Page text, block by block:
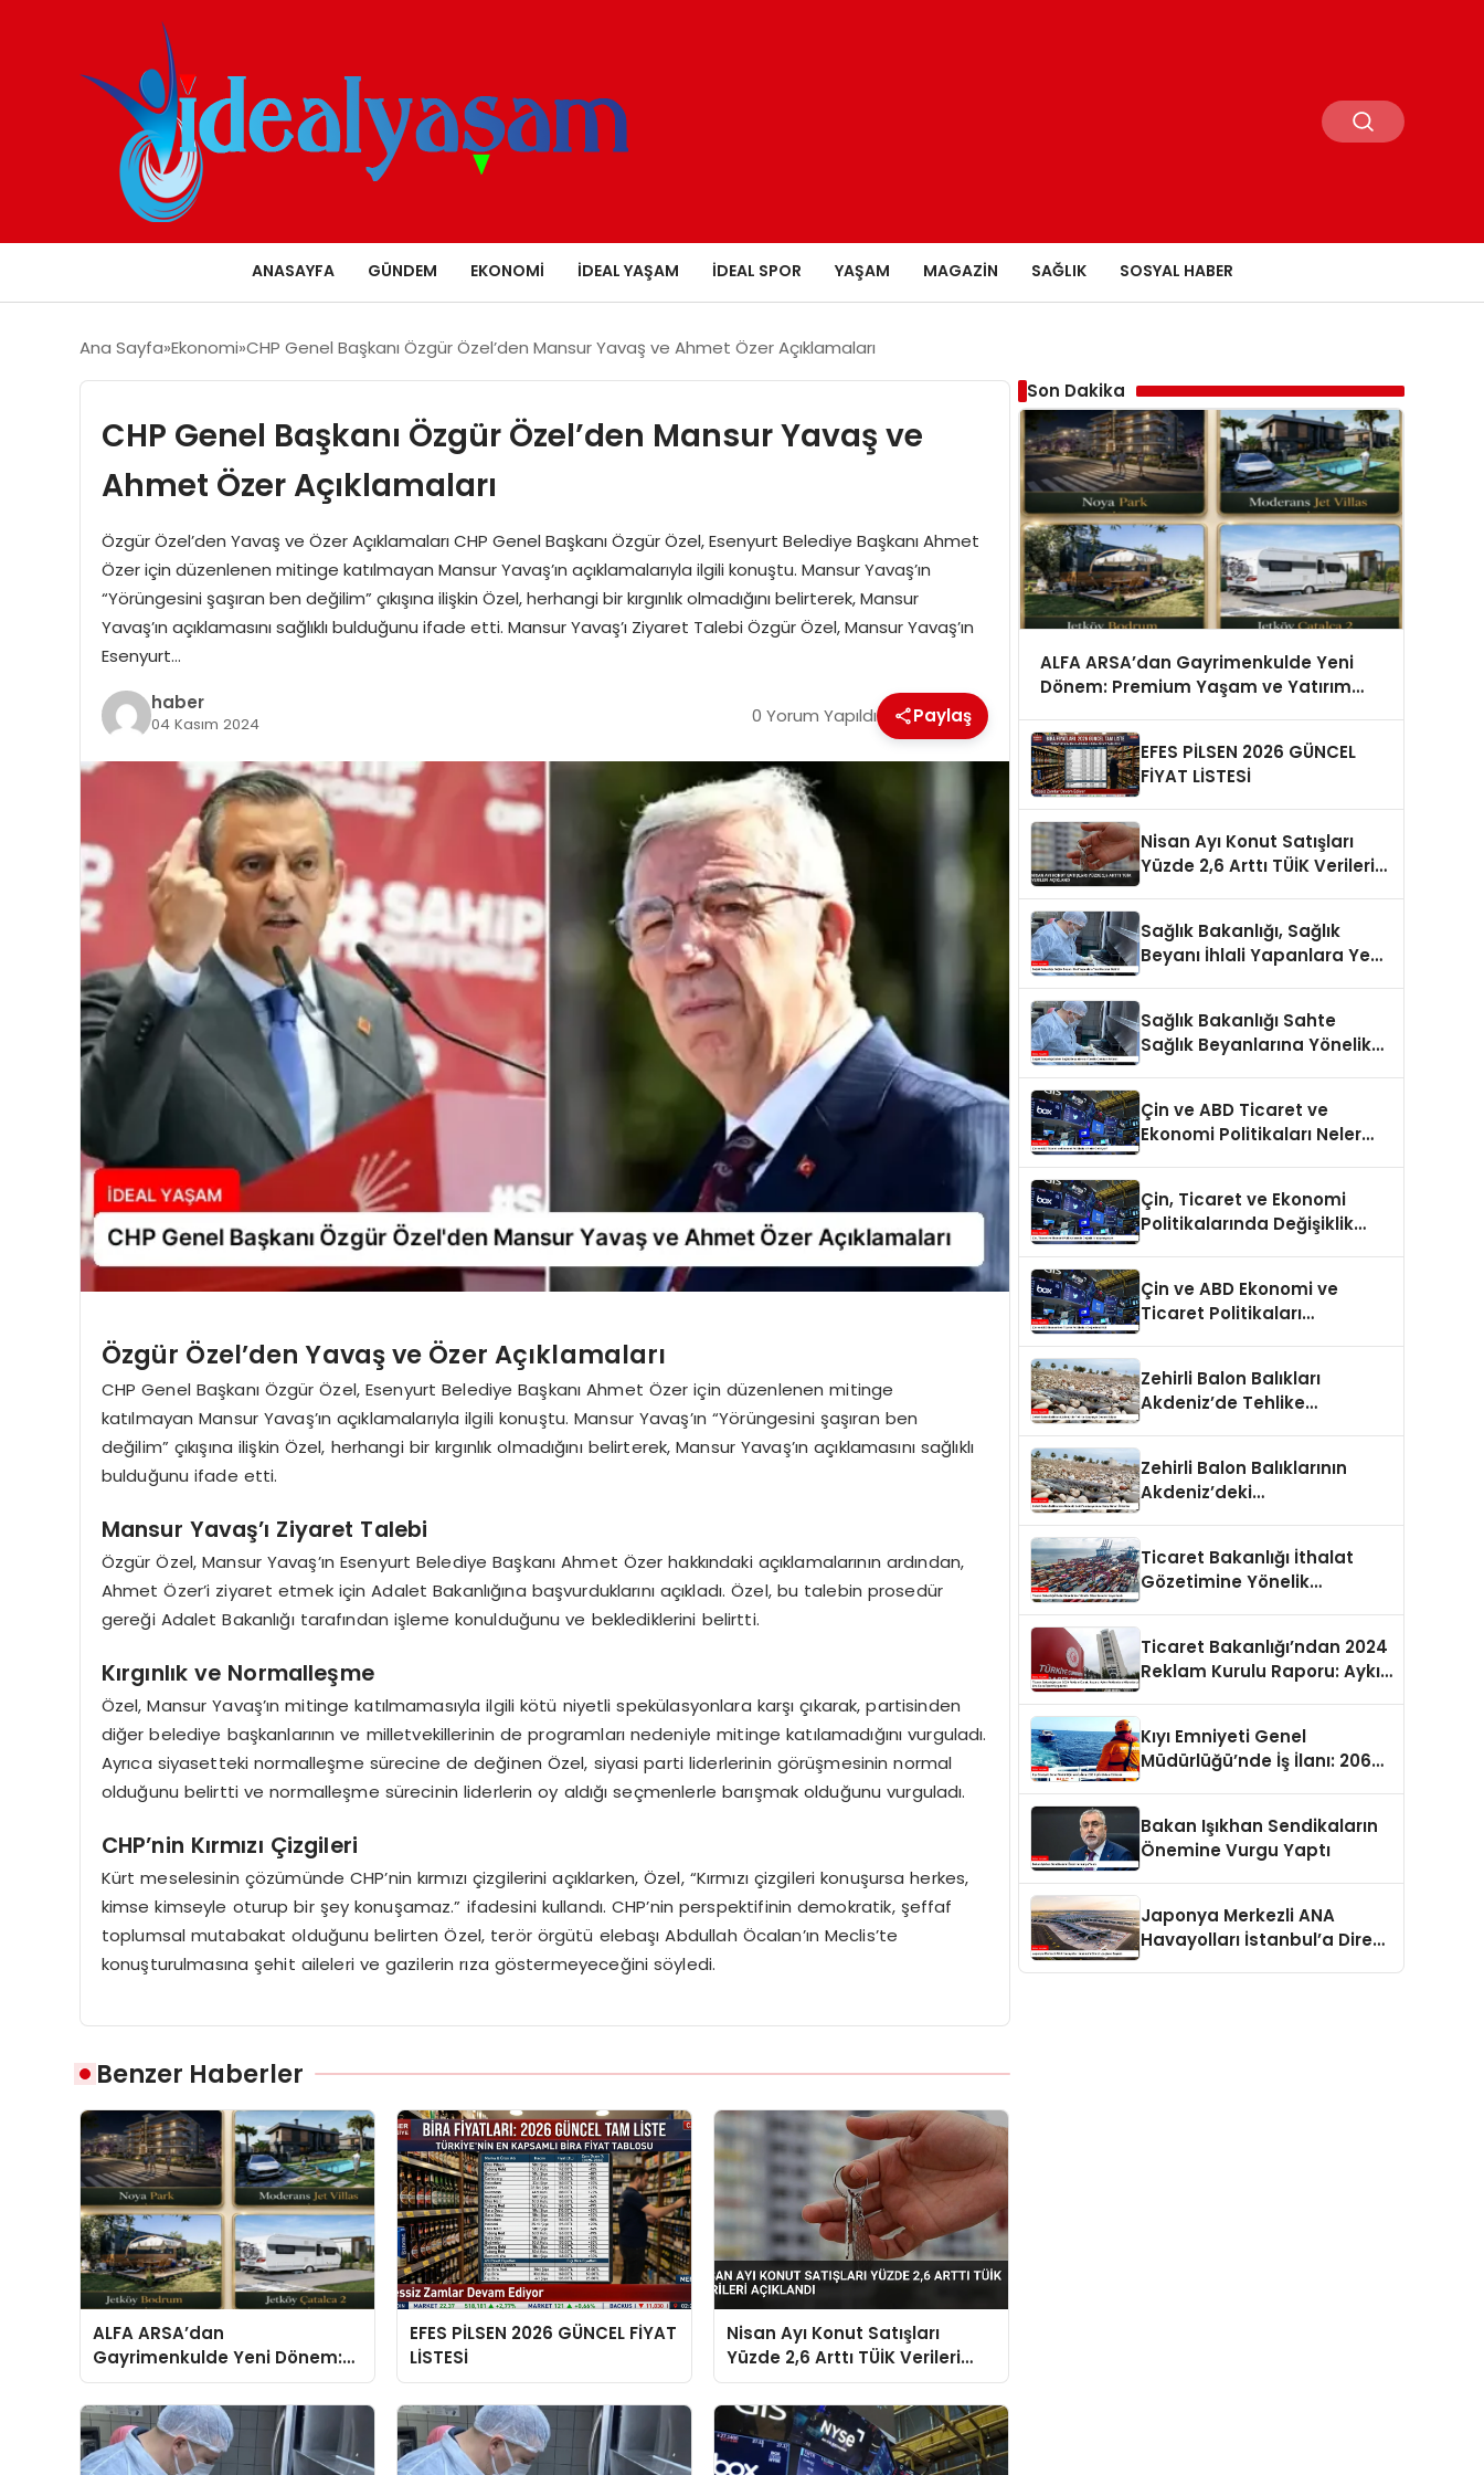
ANASAYFA GÜNDEM EKONOMI İDEAL YAŞAM İDEAL SPOR YAŞAM MAGAZIN SAĞLIK SOSYAL HABER
Ana Sayfa Ekonomi CHP Genel Başkanı Özgür Özel’den Mansur Yavaş ve Ahmet Özer Açıklamaları
CHP Genel Başkanı Özgür Özel’den Mansur Yavaş ve
Ahmet Özer Açıklamaları
Özgür Özel’den Yavaş ve Özer Açıklamaları CHP Genel Başkanı Özgür Özel, Esenyurt Belediye Başkanı Ahmet
Özer için düzenlenen mitinge katılmayan Mansur Yavaş’ın açıklamalarıyla ilgili konuştu. Mansur Yavaş’ın
“Yörüngesini şaşıran ben değilim” çıkışına ilişkin Özel, herhangi bir kırgınlık olmadığını belirterek, Mansur
Yavaş’ın açıklamasını sağlıklı bulduğunu ifade etti. Mansur Yavaş’ı Ziyaret Talebi Özgür Özel, Mansur Yavaş’ın
Esenyurt…
haber
04 Kasım 2024 0 Yorum Yapıldı Paylaş
Özgür Özel’den Yavaş ve Özer Açıklamaları
CHP Genel Başkanı Özgür Özel, Esenyurt Belediye Başkanı Ahmet Özer için düzenlenen mitinge
katılmayan Mansur Yavaş’ın açıklamalarıyla ilgili konuştu. Mansur Yavaş’ın “Yörüngesini şaşıran ben
değilim” çıkışına ilişkin Özel, herhangi bir kırgınlık olmadığını belirterek, Mansur Yavaş’ın açıklamasını sağlıklı
bulduğunu ifade etti.
Mansur Yavaş’ı Ziyaret Talebi
Özgür Özel, Mansur Yavaş’ın Esenyurt Belediye Başkanı Ahmet Özer hakkındaki açıklamalarının ardından,
Ahmet Özer’i ziyaret etmek için Adalet Bakanlığına başvurduklarını açıkladı. Özel, bu talebin prosedür
gereği Adalet Bakanlığı tarafından işleme konulduğunu ve beklediklerini belirtti.
Kırgınlık ve Normalleşme
Özel, Mansur Yavaş’ın mitinge katılmamasıyla ilgili kötü niyetli spekülasyonlara karşı çıkarak, partisinden
diğer belediye başkanlarının ve milletvekillerinin de programları nedeniyle mitinge katılamadığını vurguladı.
Ayrıca siyasetteki normalleşme sürecine de değinen Özel, siyasi parti liderlerinin görüşmesinin normal
olduğunu belirtti ve normalleşme sürecinin liderlerin oy aldığı seçmenlerle barışmak olduğunu vurguladı.
CHP’nin Kırmızı Çizgileri
Kürt meselesinin çözümünde CHP’nin kırmızı çizgilerini açıklarken, Özel, “Kırmızı çizgileri konuşursa herkes,
kimse kimseyle oturup bir şey konuşamaz.” ifadesini kullandı. CHP’nin perspektifinin demokratik, şeffaf
toplumsal mutabakat olduğunu belirten Özel, terör örgütü elebaşı Abdullah Öcalan’ın Meclis’te
konuşturulmasına şehit aileleri ve gazilerin rıza göstermeyeceğini söyledi.
Benzer Haberler
ALFA ARSA’dan
Gayrimenkulde Yeni Dönem:
Premium Yaşam ve Yatırım
Fırsatları Bir Arada
EFES PİLSEN 2026 GÜNCEL FİYAT
LİSTESİ
Nisan Ayı Konut Satışları
Yüzde 2,6 Arttı TÜİK Verileri
Açıklandı
Son Dakika
ALFA ARSA’dan Gayrimenkulde Yeni
Dönem: Premium Yaşam ve Yatırım
EFES PİLSEN 2026 GÜNCEL
FİYAT LİSTESİ
Nisan Ayı Konut Satışları
Yüzde 2,6 Arttı TÜİK Verileri
Sağlık Bakanlığı, Sağlık
Beyanı İhlali Yapanlara Yeni
Sağlık Bakanlığı Sahte
Sağlık Beyanlarına Yönelik
Çin ve ABD Ticaret ve
Ekonomi Politikaları Neler
Çin, Ticaret ve Ekonomi
Politikalarında Değişiklik
Çin ve ABD Ekonomi ve
Ticaret Politikaları
Zehirli Balon Balıkları
Akdeniz’de Tehlike
Zehirli Balon Balıklarının
Akdeniz’deki
Ticaret Bakanlığı İthalat
Gözetimine Yönelik
Ticaret Bakanlığı’ndan 2024
Reklam Kurulu Raporu: Aykırı
Kıyı Emniyeti Genel
Müdürlüğü’nde İş İlanı: 206
Bakan Işıkhan Sendikaların
Önemine Vurgu Yaptı
Japonya Merkezli ANA
Havayolları İstanbul’a Direkt